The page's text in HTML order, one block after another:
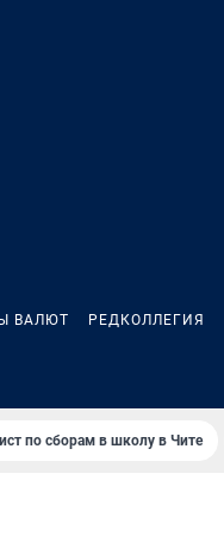
ВАЛЮТ РЕДКОЛЛЕГИЯ
по сборам в школу в Чите